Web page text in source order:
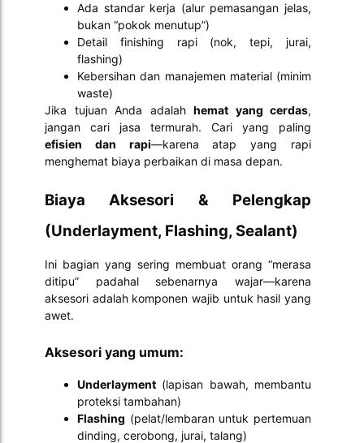
Ada standar kerja (alur pemasangan jelas,
bukan “pokok menutup”)
Detail finishing rapi (nok, tepi, jurai,
flashing)
Kebersihan dan manajemen material (minim
waste)
Jika tujuan Anda adalah hemat yang cerdas,
jangan cari jasa termurah. Cari yang paling
efisien dan rapi—karena atap yang rapi
menghemat biaya perbaikan di masa depan.
Biaya Aksesori & Pelengkap
(Underlayment, Flashing, Sealant)
Ini bagian yang sering membuat orang “merasa
ditipu” padahal sebenarnya wajar—karena
aksesori adalah komponen wajib untuk hasil yang
awet.
Aksesori yang umum:
Underlayment (lapisan bawah, membantu
proteksi tambahan)
Flashing (pelat/lembaran untuk pertemuan
dinding, cerobong, jurai, talang)